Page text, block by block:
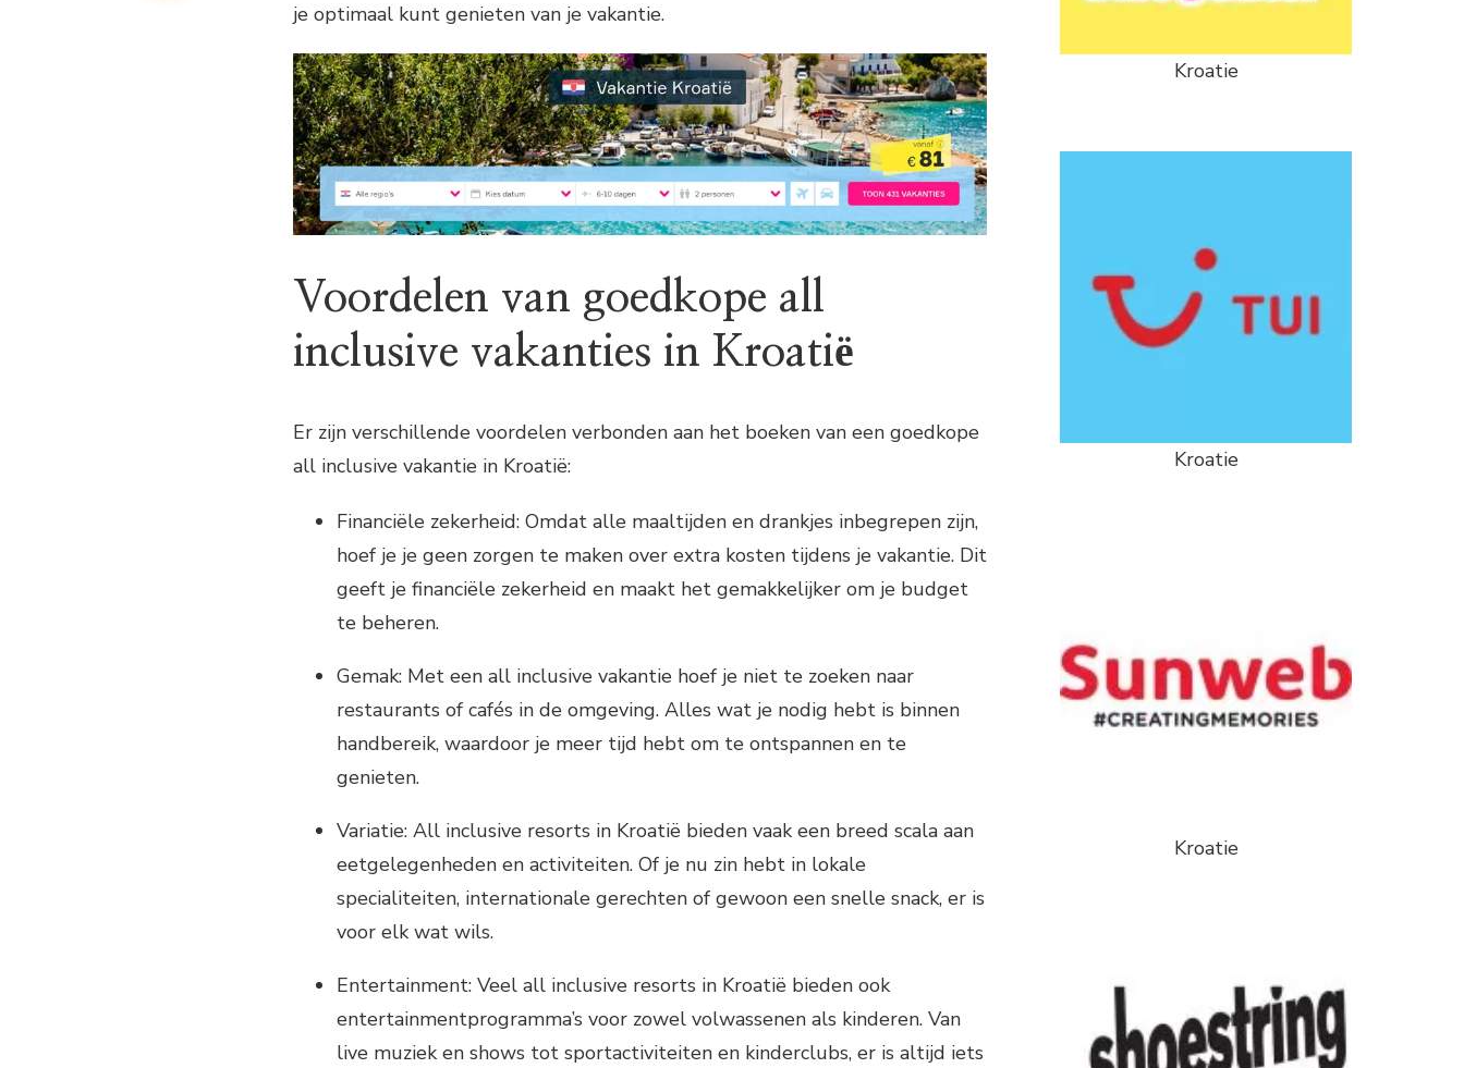
je optimaal kunt genieten van je vakantie.
Voordelen van goedkope all
inclusive vakanties in Kroatië
Er zijn verschillende voordelen verbonden aan het boeken van een goedkope
all inclusive vakantie in Kroatië:
Financiële zekerheid: Omdat alle maaltijden en drankjes inbegrepen zijn,
hoef je je geen zorgen te maken over extra kosten tijdens je vakantie. Dit
geeft je financiële zekerheid en maakt het gemakkelijker om je budget
te beheren.
Gemak: Met een all inclusive vakantie hoef je niet te zoeken naar
restaurants of cafés in de omgeving. Alles wat je nodig hebt is binnen
handbereik, waardoor je meer tijd hebt om te ontspannen en te
genieten.
Variatie: All inclusive resorts in Kroatië bieden vaak een breed scala aan
eetgelegenheden en activiteiten. Of je nu zin hebt in lokale
specialiteiten, internationale gerechten of gewoon een snelle snack, er is
voor elk wat wils.
Entertainment: Veel all inclusive resorts in Kroatië bieden ook
entertainmentprogramma’s voor zowel volwassenen als kinderen. Van
live muziek en shows tot sportactiviteiten en kinderclubs, er is altijd iets
Kroatie
Kroatie
Kroatie